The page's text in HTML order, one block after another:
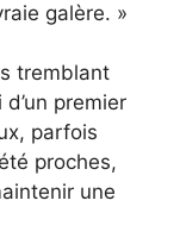
galère. »
tremblant
premier
parfois
proches,
une